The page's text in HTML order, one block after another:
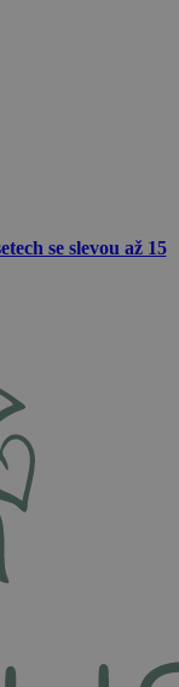
se slevou až 15